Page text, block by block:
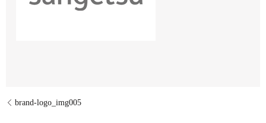
brand-logo_img005